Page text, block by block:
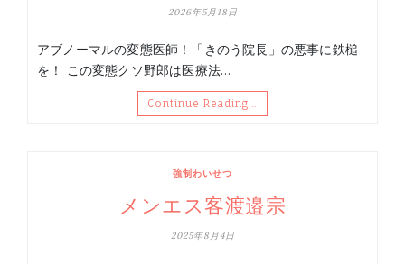
2026年5月18日
アブノーマルの変態医師！「きのう院長」の悪事に鉄槌
を！ この変態クソ野郎は医療法…
Continue Reading…
強制わいせつ
メンエス客渡邉宗
2025年8月4日